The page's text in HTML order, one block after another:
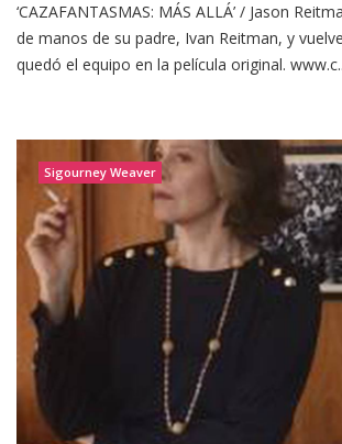
‘CAZAFANTASMAS: MÁS ALLÁ’ / Jason
de manos de su padre, Ivan Reitman, y
quedó el equipo en la película original.
Sigourney Weaver